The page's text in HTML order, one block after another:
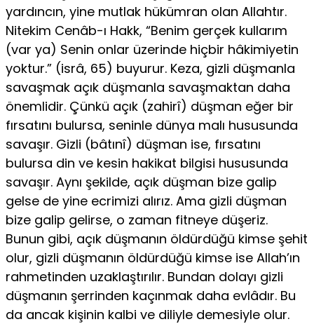
yardıncın, yine mutlak hükümran olan Allahtır.
Nitekim Cenâb-ı Hakk, “Benim gerçek kullarım
(var ya) Senin onlar üzerinde hiçbir hâkimiyetin
yoktur.” (isrâ, 65) buyurur. Keza, gizli düşmanla
savaşmak açık düşmanla savaşmaktan daha
önemlidir. Çünkü açık (zahirî) düşman eğer bir
fırsatını bulursa, seninle dünya malı hususunda
savaşır. Gizli (bâtınî) düşman ise, fırsatını
bulursa din ve kesin hakikat bilgisi hususunda
savaşır. Aynı şekilde, açık düşman bize galip
gelse de yine ecrimizi alırız. Ama gizli düşman
bize galip gelirse, o zaman fitneye düşeriz.
Bunun gibi, açık düşmanın öldürdüğü kimse şehit
olur, gizli düşmanın öldürdüğü kimse ise Allah’ın
rahmetinden uzaklaştırılır. Bundan dolayı gizli
düşmanın şerrinden kaçınmak daha evlâdır. Bu
da ancak kişinin kalbi ve diliyle demesiyle olur.